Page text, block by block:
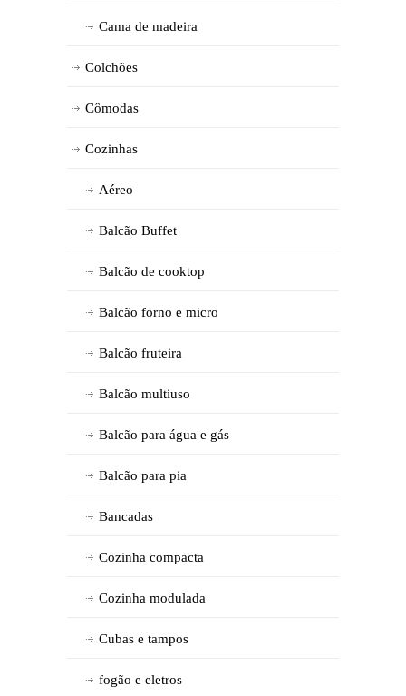
Cama de madeira
Colchões
Cômodas
Cozinhas
Aéreo
Balcão Buffet
Balcão de cooktop
Balcão forno e micro
Balcão fruteira
Balcão multiuso
Balcão para água e gás
Balcão para pia
Bancadas
Cozinha compacta
Cozinha modulada
Cubas e tampos
fogão e eletros